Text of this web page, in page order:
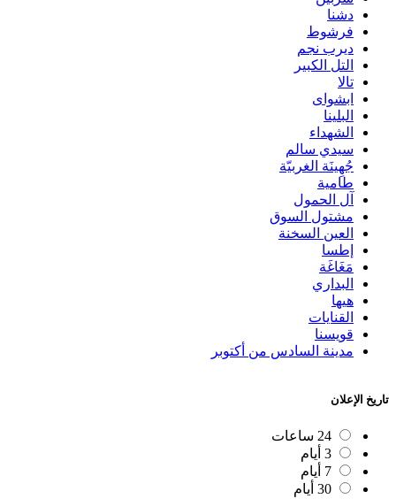
دشنا
فرشوط
ديرب نجم
التل الكبير
تالا
ابشواى
البلينا
الشهداء
سيدي سالم
جُهِينَة الغربيّة
طامية
آل الحمول
مشتول السوق
العين السخنة
إطسا
مَغَاغَة
البداري
هيها
القنايات
قويسنا
مدينة السادس من أكتوبر
تاريخ الإعلان
24 ساعات
3 أيام
7 أيام
30 أيام